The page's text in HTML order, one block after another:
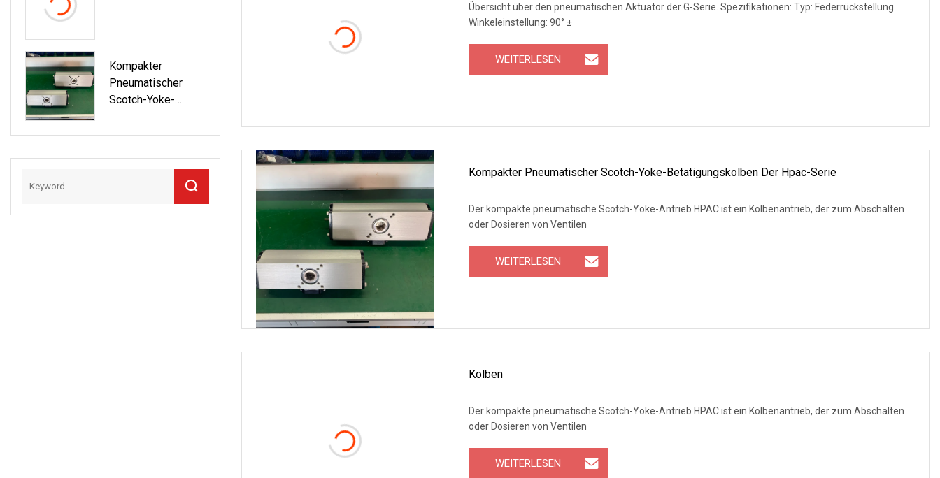
Kompakter
Pneumatischer
Scotch-Yoke-
Der Hpac-Serie
Übersicht über den pneumatischen Aktuator der G-Serie. Spezifikationen: Typ: Federrückstellung.
Winkeleinstellung: 90° ±
WEITERLESEN
Kompakter Pneumatischer Scotch-Yoke-Betätigungskolben Der Hpac-Serie
Der kompakte pneumatische Scotch-Yoke-Antrieb HPAC ist ein Kolbenantrieb, der zum Abschalten
oder Dosieren von Ventilen
WEITERLESEN
Kolben
Der kompakte pneumatische Scotch-Yoke-Antrieb HPAC ist ein Kolbenantrieb, der zum Abschalten
oder Dosieren von Ventilen
WEITERLESEN